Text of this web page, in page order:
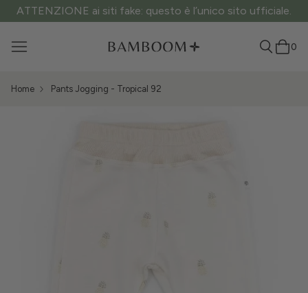
ATTENZIONE ai siti fake: questo è l’unico sito ufficiale.
0
Home Pants Jogging - Tropical 92